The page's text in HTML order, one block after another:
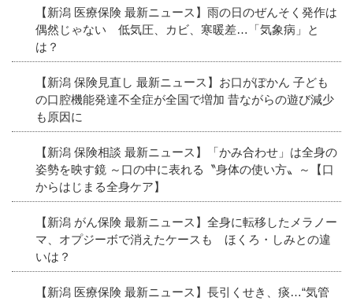
【新潟 医療保険 最新ニュース】雨の日のぜんそく発作は
偶然じゃない 低気圧、カビ、寒暖差…「気象病」と
は？
【新潟 保険見直し 最新ニュース】お口がぽかん 子ども
の口腔機能発達不全症が全国で増加 昔ながらの遊び減少
も原因に
【新潟 保険相談 最新ニュース】「かみ合わせ」は全身の
姿勢を映す鏡 ～口の中に表れる〝身体の使い方〟～【口
からはじまる全身ケア】
【新潟 がん保険 最新ニュース】全身に転移したメラノー
マ、オプジーボで消えたケースも ほくろ・しみとの違
いは？
【新潟 医療保険 最新ニュース】長引くせき、痰…“気管